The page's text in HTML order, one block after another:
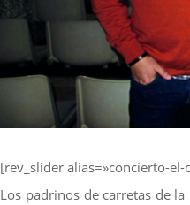
[rev_slider alias=»concierto-el-
Los padrinos de carretas de